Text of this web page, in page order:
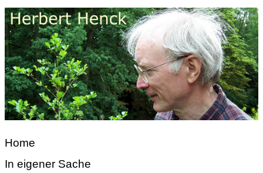
Home
In eigener Sache